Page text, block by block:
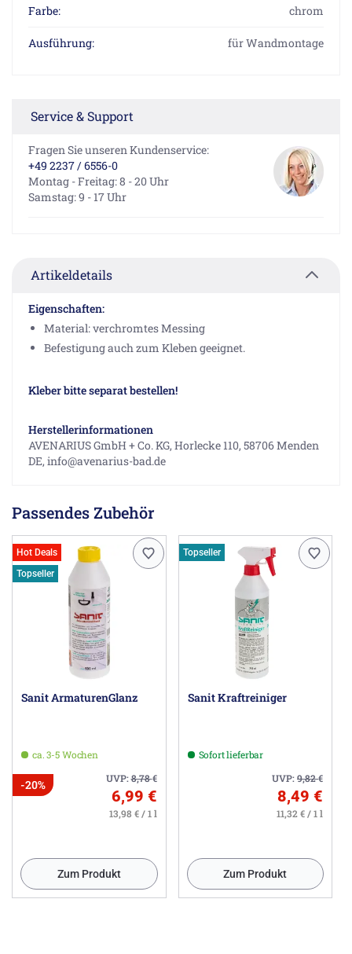
Farbe: chrom
Ausführung: für Wandmontage
Service & Support
Fragen Sie unseren Kundenservice:
+49 2237 / 6556-0
Montag - Freitag: 8 - 20 Uhr
Samstag: 9 - 17 Uhr
Artikeldetails
Eigenschaften:
Material: verchromtes Messing
Befestigung auch zum Kleben geeignet.
Kleber bitte separat bestellen!
Herstellerinformationen
AVENARIUS GmbH + Co. KG, Horlecke 110, 58706 Menden
DE, info@avenarius-bad.de
Passendes Zubehör
Hot Deals
Topseller
Sanit ArmaturenGlanz
ca. 3-5 Wochen
UVP:8,78€
-20%
6,99 €
13,98 € / 1 l
Zum Produkt
Topseller
Sanit Kraftreiniger
Sofort lieferbar
UVP:9,82€
8,49 €
11,32 € / 1 l
Zum Produkt